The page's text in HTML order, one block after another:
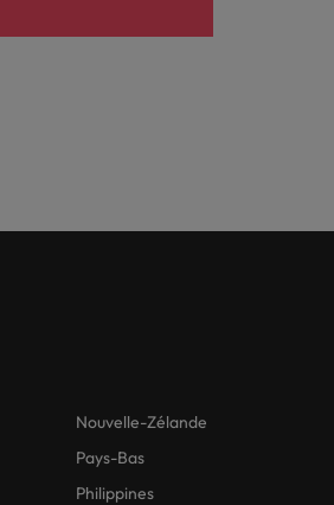
Nouvelle-Zélande
Pays-Bas
Philippines